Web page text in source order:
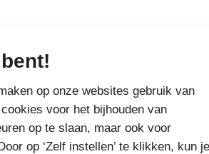
op onze websites gebruik van
voor het bijhouden van
op te slaan, maar ook voor
op ‘Zelf instellen’ te klikken, kun
BOEKEN VAN